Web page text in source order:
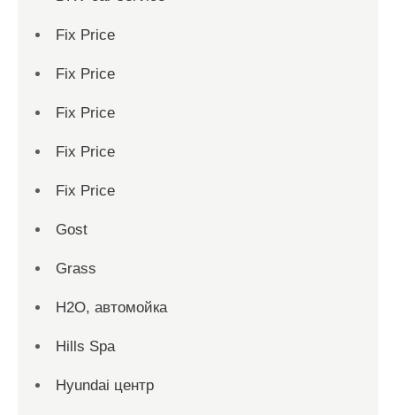
Fix Price
Fix Price
Fix Price
Fix Price
Fix Price
Gost
Grass
H2O, автомойка
Hills Spa
Hyundai центр